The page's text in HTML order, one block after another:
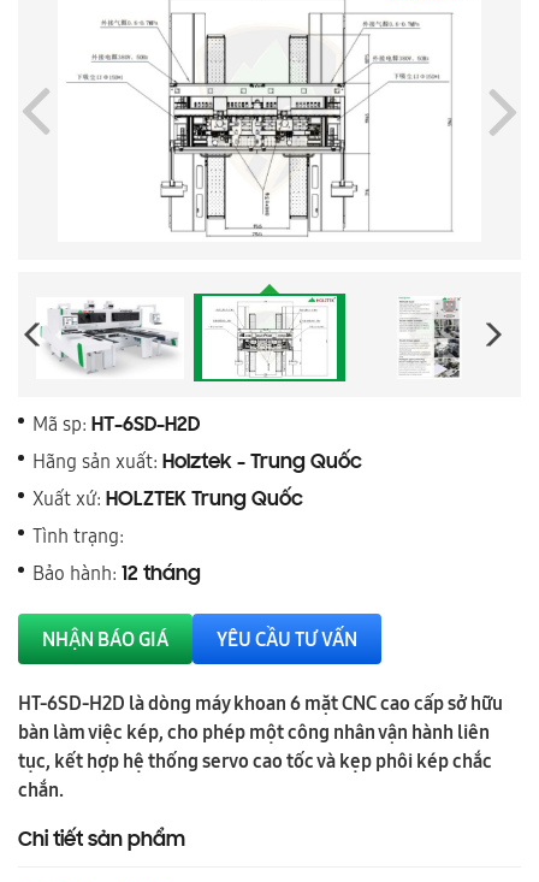
Mã sp: HT-6SD-H2D
Hãng sản xuất: Holztek - Trung Quốc
Xuất xứ: HOLZTEK Trung Quốc
Tình trạng:
Bảo hành: 12 tháng
NHẬN BÁO GIÁ YÊU CẦU TƯ VẤN
HT-6SD-H2D là dòng máy khoan 6 mặt CNC cao cấp sở hữu
bàn làm việc kép, cho phép một công nhân vận hành liên
tục, kết hợp hệ thống servo cao tốc và kẹp phôi kép chắc
chắn.
Chi tiết sản phẩm